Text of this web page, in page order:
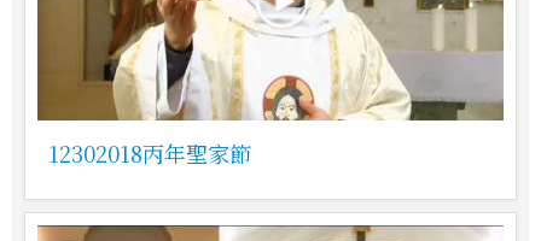
12302018丙年聖家節